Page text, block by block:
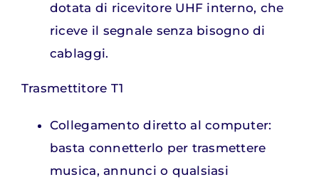
dotata di ricevitore UHF interno, che
riceve il segnale senza bisogno di
cablaggi.
Trasmettitore T1
Collegamento diretto al computer:
basta connetterlo per trasmettere
musica, annunci o qualsiasi